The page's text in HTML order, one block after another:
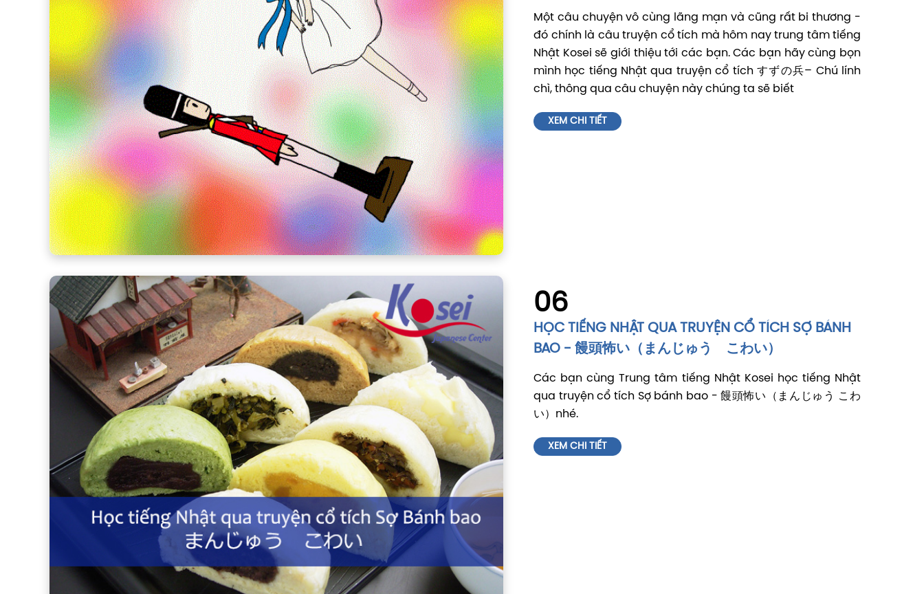
Một câu chuyện vô cùng lãng mạn và cũng rất bi thương -
đó chính là câu truyện cổ tích mà hôm nay trung tâm tiếng
Nhật Kosei sẽ giới thiệu tới các bạn. Các bạn hãy cùng bọn
mình học tiếng Nhật qua truyện cổ tích すずの兵– Chú lính
chì, thông qua câu chuyện này chúng ta sẽ biết
XEM CHI TIẾT
06
HỌC TIẾNG NHẬT QUA TRUYỆN CỔ TÍCH SỢ BÁNH
BAO - 饅頭怖い（まんじゅう こわい）
Các bạn cùng Trung tâm tiếng Nhật Kosei học tiếng Nhật
qua truyện cổ tích Sợ bánh bao - 饅頭怖い（まんじゅう こわ
い）nhé.
XEM CHI TIẾT